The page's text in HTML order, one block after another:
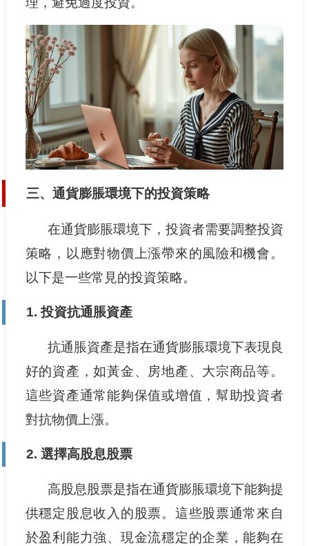
三、通貨膨脹環境下的投資策略
在通貨膨脹環境下，投資者需要調整投資
策略，以應對物價上漲帶來的風險和機會。
以下是一些常見的投資策略。
1. 投資抗通脹資產
抗通脹資產是指在通貨膨脹環境下表現良
好的資產，如黃金、房地產、大宗商品等。
這些資產通常能夠保值或增值，幫助投資者
對抗物價上漲。
2. 選擇高股息股票
高股息股票是指在通貨膨脹環境下能夠提
供穩定股息收入的股票。這些股票通常來自
於盈利能力強、現金流穩定的企業，能夠在